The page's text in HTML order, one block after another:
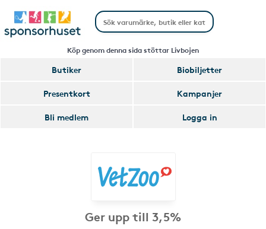
Köp genom denna sida stöttar Livbojen
Butiker
Biobiljetter
Presentkort
Kampanjer
Bli medlem
Logga in
Ger upp till 3,5%